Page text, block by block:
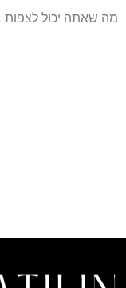
מה שאתה יכול לצפות